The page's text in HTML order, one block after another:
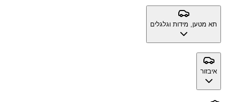
תא מטען, מידות וגלגלים
איבזור